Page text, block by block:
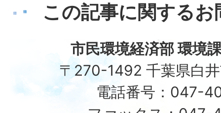
この記事に関する
市民環境経済部 環境
〒270-1492 千葉県白
電話番号：047-